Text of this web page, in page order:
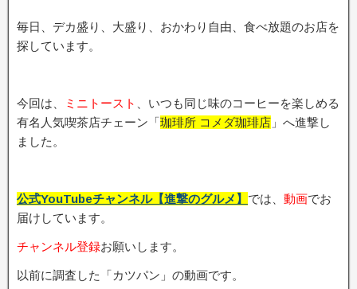
毎日、デカ盛り、大盛り、おかわり自由、食べ放題のお店を
探しています。
今回は、 ミニトースト
、いつも同じ味のコーヒーを楽しめる
有名人気喫茶店チェーン「珈琲所 コメダ珈琲店 」へ進撃し
ました。
公式YouTubeチャンネル【進撃のグルメ】 では、 動画でお
届けしています。
チャンネル登録お願いします。
以前に調査した「カツパン」の動画です。